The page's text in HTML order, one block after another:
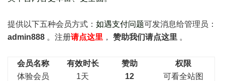
提供以下五种会员方式： 如遇支付问题可发消息给管理员：
admin888 。注册请点这里 ， 赞助我们请点这里 。
会员名称 有效时长 赞助
权限
体验会员
1天 12
可看全站图